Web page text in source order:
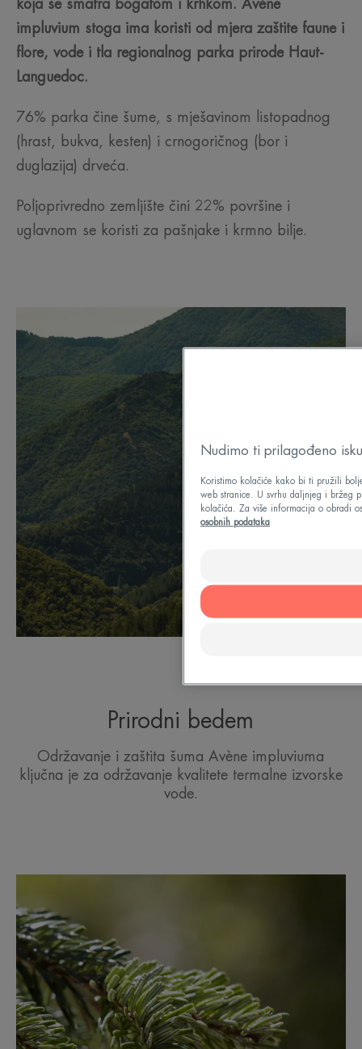
koja se smatra bogatom i krhkom. Avène
impluvium stoga ima koristi od mjera zaštite faune i
flore, vode i tla regionalnog parka prirode Haut-
Languedoc.
76% parka čine šume, s mješavinom listopadnog
(hrast, bukva, kesten) i crnogoričnog (bor i
duglazija) drveća.
Poljoprivredno zemljište čini 22% površine i
uglavnom se koristi za pašnjake i krmno bilje.
Prirodni bedem
Održavanje i zaštita šuma Avène impluviuma
ključna je za održavanje kvalitete termalne izvorske
vode.
Nudimo ti prilagođeno
Koristimo kolačiće kako bi ti pružili
web stranice. U svrhu daljnjeg i bržeg
kolačića. Za više informacija o obradi
osobnih podataka